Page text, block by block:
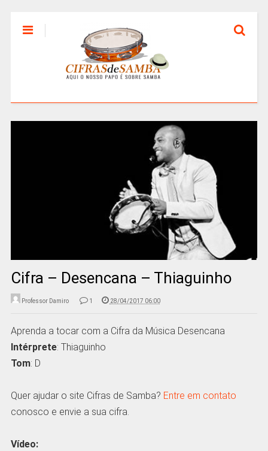
Cifra – Desencana – Thiaguinho
Professor Damiro 1 28/04/2017 06:00
Aprenda a tocar com a Cifra da Música Desencana
Intérprete: Thiaguinho
Tom: D
Quer ajudar o site Cifras de Samba? Entre em contato
conosco e envie a sua cifra.
Vídeo: